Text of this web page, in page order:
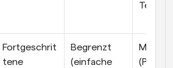
Teams
Fortgeschrit
tene
Begrenzt
(einfache
Mittel